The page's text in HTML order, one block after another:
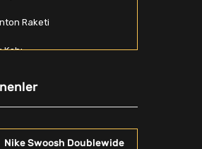
Raketi
Kabı
& Polar
Kutusu
Nike Swoosh Doublewide